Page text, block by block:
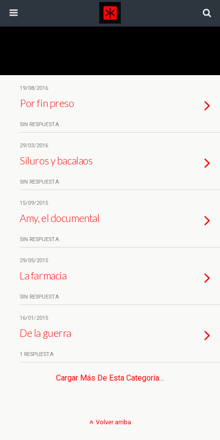
19/08/2016
Por fin preso
SIN RESPUESTA
29/03/2016
Siluros y bacalaos
SIN RESPUESTA
15/09/2015
Amy, el documental
SIN RESPUESTA
29/05/2015
La farmacia
SIN RESPUESTA
16/01/2015
De la guerra
1 RESPUESTA
Cargar Más De Esta Categoría…
Volver arriba